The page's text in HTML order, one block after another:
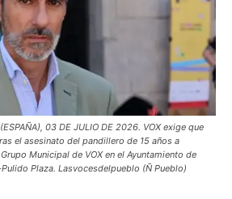
(ESPAÑA), 03 DE JULIO DE 2026. VOX exige que
el asesinato del pandillero de 15 años a
Municipal de VOX en el Ayuntamiento de
Plaza. Lasvocesdelpueblo (Ñ Pueblo)